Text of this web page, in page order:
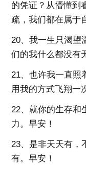
的凭证？从懵懂到
疏，我们都在属于
20、我一生只渴望
们的我什么都没有
21、也许我一直照
用我的方式飞翔一
22、就你的生存和
力。早安！
23、是非天天有，
有。早安！